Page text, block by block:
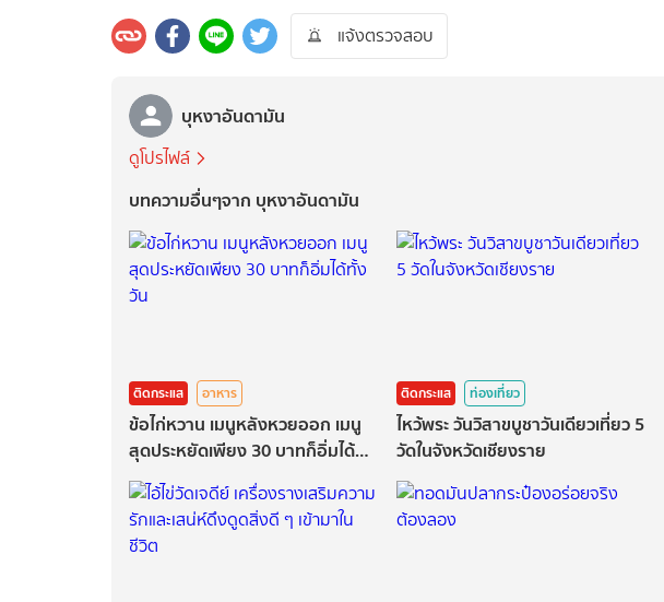
แจ้งตรวจสอบ
บุหงาอันดามัน
ดูโปรไฟล์
บทความอื่นๆจาก บุหงาอันดามัน
ติดกระแส อาหาร
ข้อไก่หวาน เมนูหลังหวยออก เมนู
สุดประหยัดเพียง 30 บาทก็อิ่มได้ทั้ง
วัน
ติดกระแส ท่องเที่ยว
ไหว้พระ วันวิสาขบูชาวันเดียวเที่ยว 5
วัดในจังหวัดเชียงราย